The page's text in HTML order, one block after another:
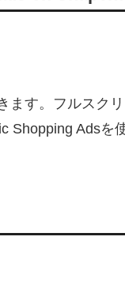
ます。フルスク
Shopping Adsを